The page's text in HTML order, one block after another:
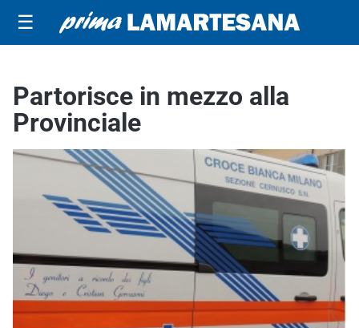
☰
Partorisce in mezzo alla
Provinciale